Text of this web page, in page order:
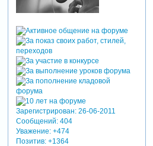
Зарегистрирован: 26-06-2011
Сообщений:404
Уважение: +474
Позитив: +1364